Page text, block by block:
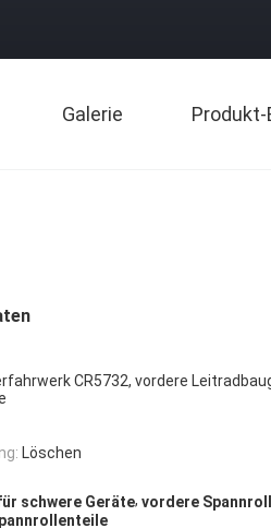
Galerie
CR5732, vordere
Löschen
schwere Geräte, vordere